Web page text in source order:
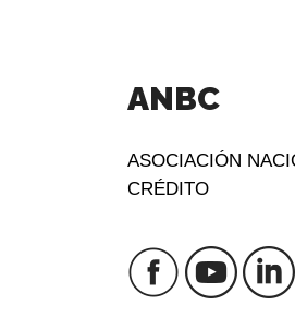
ANBC
ASOCIACIÓN
CRÉDITO